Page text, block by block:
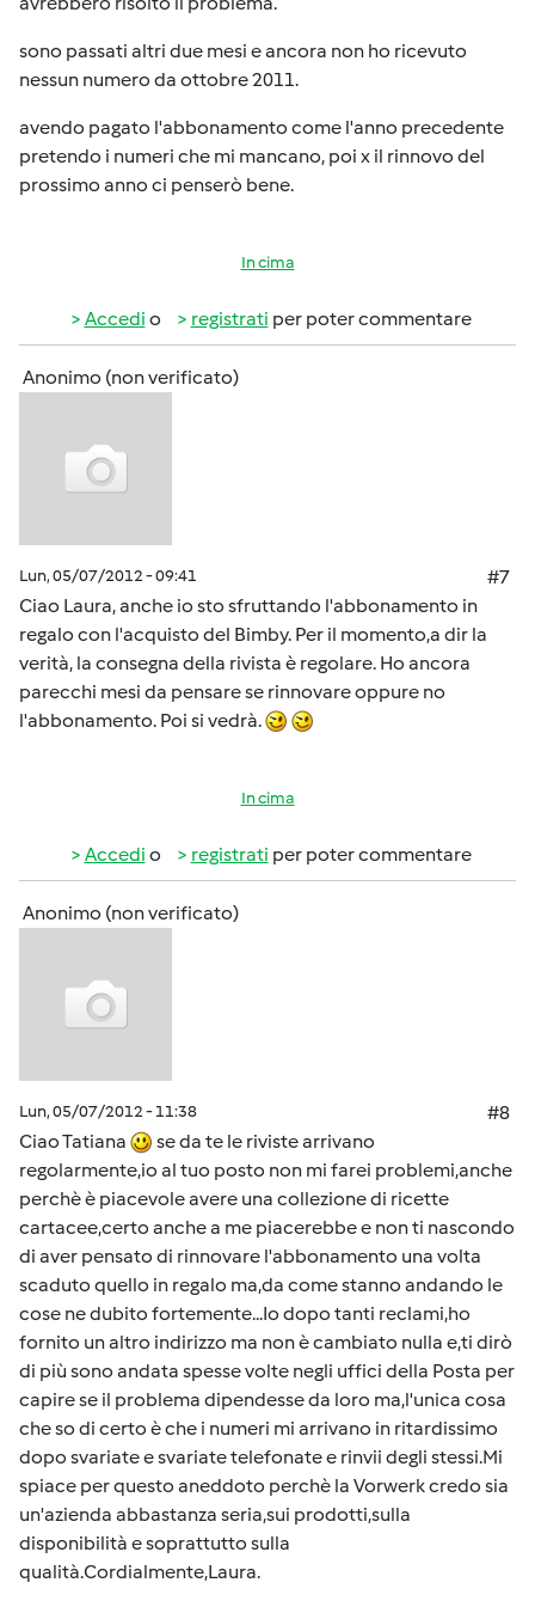
sono passati altri due mesi e ancora non ho ricevuto
nessun numero da ottobre 2011.
avendo pagato l'abbonamento come l'anno precedente
pretendo i numeri che mi mancano, poi x il rinnovo del
prossimo anno ci penserò bene.
In cima
Accedi o registrati per poter commentare
Anonimo (non verificato)
Lun, 05/07/2012 - 09:41
#7
Ciao Laura, anche io sto sfruttando l'abbonamento in
regalo con l'acquisto del Bimby. Per il momento,a dir la
verità, la consegna della rivista è regolare. Ho ancora
parecchi mesi da pensare se rinnovare oppure no
l'abbonamento. Poi si vedrà.
In cima
Accedi o registrati per poter commentare
Anonimo (non verificato)
Lun, 05/07/2012 - 11:38
#8
Ciao Tatiana
se da te le riviste arrivano
regolarmente,io al tuo posto non mi farei problemi,anche
perchè è piacevole avere una collezione di ricette
cartacee,certo anche a me piacerebbe e non ti nascondo
di aver pensato di rinnovare l'abbonamento una volta
scaduto quello in regalo ma,da come stanno andando le
cose ne dubito fortemente...Io dopo tanti reclami,ho
fornito un altro indirizzo ma non è cambiato nulla e,ti dirò
di più sono andata spesse volte negli uffici della Posta per
capire se il problema dipendesse da loro ma,l'unica cosa
che so di certo è che i numeri mi arrivano in ritardissimo
dopo svariate e svariate telefonate e rinvii degli stessi.Mi
spiace per questo aneddoto perchè la Vorwerk credo sia
un'azienda abbastanza seria,sui prodotti,sulla
disponibilità e soprattutto sulla
qualità.Cordialmente,Laura.